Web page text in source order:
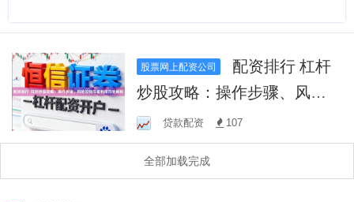
股票网上配资公司
炒股攻略：操作步骤、风险
控制与盈利技巧全解析
贷款配资 107
全部加载完成